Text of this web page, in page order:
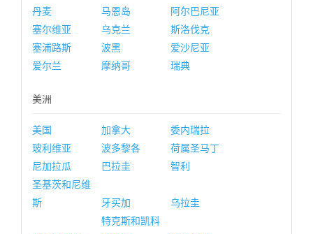
丹麦
马恩岛
阿尔巴尼亚
塞尔维亚
乌克兰
斯洛伐克
塞浦路斯
波黑
爱沙尼亚
爱尔兰
摩纳哥 瑞典
美洲
美国 加拿大
委内瑞拉
玻利维亚
波多黎各
荷属圣马丁
尼加拉瓜
巴拉圭
智利
圣基茨和尼维
斯
牙买加 乌拉圭
特克斯和凯科